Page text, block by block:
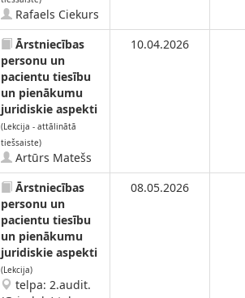
Rafaels Ciekurs
Ārstniecības
personu un
pacientu tiesību
un pienākumu
juridiskie aspekti
(Lekcija - attālinātā
tiešsaiste)
Artūrs Matešs
10.04.2026
Ārstniecības
personu un
pacientu tiesību
un pienākumu
juridiskie aspekti
(Lekcija)
telpa: 2.audit.
08.05.2026